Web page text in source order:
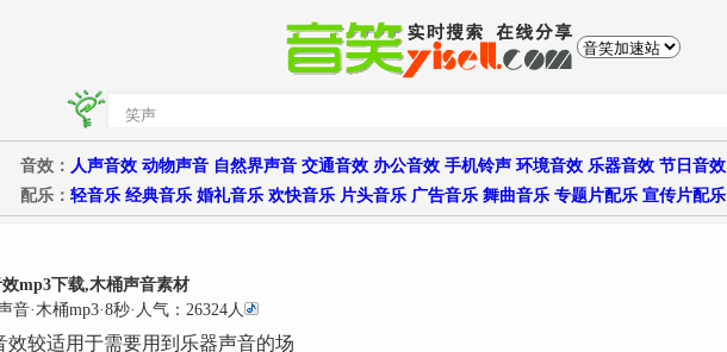
音效： 人声音效 动物声音 自然界声音 交通音效 办公音效 手机铃声 环境音效 乐器音效 节日音效
配乐： 轻音乐 经典音乐 婚礼音乐 欢快音乐 片头音乐 广告音乐 舞曲音乐 专题片配乐 宣传片配乐
mp3下载,木桶声音素材
音·木桶mp3·8秒·人气：26324人
效较适用于需要用到乐器声音的场